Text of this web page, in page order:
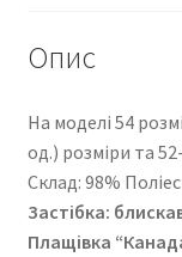
Опис
На моделі 54
од.) розміри та
Cклад: 98%
Застібка:
Плащівка